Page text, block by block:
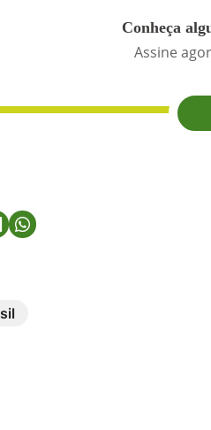
Conheça
Assine